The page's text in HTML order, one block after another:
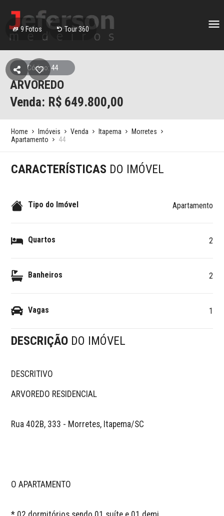
9 Fotos Tour 360
Código: 44
ARVOREDO
Venda: R$ 649.800,00
Home Imóveis Venda Itapema
Morretes
Apartamento
44
CARACTERÍSTICAS DO IMÓVEL
Tipo do Imóvel Apartamento
Quartos 2
Banheiros 2
Vagas 1
DESCRIÇÃO DO IMÓVEL
DESCRITIVO
ARVOREDO RESIDENCIAL
Rua 402B, 333 - Morretes, Itapema/SC
O APARTAMENTO